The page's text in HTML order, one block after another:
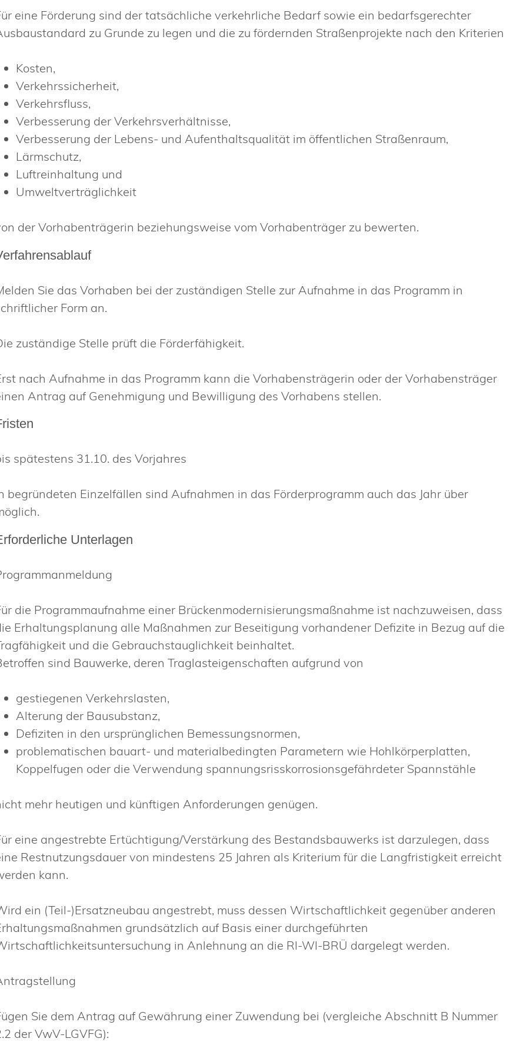
eine Förderung sind der tatsächliche verkehrliche Bedarf sowie ein bedarfsgerechter
zu Grunde zu legen und die zu fördernden Straßenprojekte nach den Kriterien
Kosten,
Verkehrssicherheit,
Verkehrsfluss,
Verbesserung der Verkehrsverhältnisse,
Verbesserung der Lebens- und Aufenthaltsqualität im öffentlichen Straßenraum,
Lärmschutz,
Luftreinhaltung und
Umweltverträglichkeit
der Vorhabenträgerin beziehungsweise vom Vorhabenträger zu bewerten.
Sie das Vorhaben bei der zuständigen Stelle zur Aufnahme in das Programm in
Form an.
zuständige Stelle prüft die Förderfähigkeit.
nach Aufnahme in das Programm kann die Vorhabensträgerin oder der Vorhabensträger
Antrag auf Genehmigung und Bewilligung des Vorhabens stellen.
spätestens 31.10. des Vorjahres
begründeten Einzelfällen sind Aufnahmen in das Förderprogramm auch das Jahr über
Unterlagen
die Programmaufnahme einer Brückenmodernisierungsmaßnahme ist nachzuweisen, dass
Erhaltungsplanung alle Maßnahmen zur Beseitigung vorhandener Defizite in Bezug auf die
und die Gebrauchstauglichkeit beinhaltet.
sind Bauwerke, deren Traglasteigenschaften aufgrund von
gestiegenen Verkehrslasten,
Alterung der Bausubstanz,
Defiziten in den ursprünglichen Bemessungsnormen,
problematischen bauart- und materialbedingten Parametern wie Hohlkörperplatten,
Koppelfugen oder die Verwendung spannungsrisskorrosionsgefährdeter Spannstähle
mehr heutigen und künftigen Anforderungen genügen.
eine angestrebte Ertüchtigung/Verstärkung des Bestandsbauwerks ist darzulegen, dass
Restnutzungsdauer von mindestens 25 Jahren als Kriterium für die Langfristigkeit erreicht
kann.
ein (Teil-)Ersatzneubau angestrebt, muss dessen Wirtschaftlichkeit gegenüber anderen
grundsätzlich auf Basis einer durchgeführten
in Anlehnung an die RI-WI-BRÜ dargelegt werden.
Sie dem Antrag auf Gewährung einer Zuwendung bei (vergleiche Abschnitt B Nummer
der VwV-LGVFG):